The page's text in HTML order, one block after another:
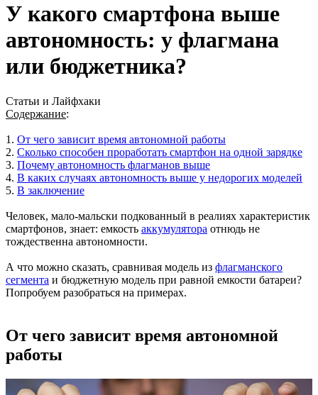
У какого смартфона выше
автономность: у флагмана
или бюджетника?
Статьи и Лайфхаки
Содержание:
1. От чего зависит время автономной работы
2. Сколько способен проработать смартфон на одной зарядке
3. Почему автономность флагманов выше
4. В каких случаях автономность выше у недорогих моделей
5. В заключение
Человек, мало-мальски подкованный в реалиях характеристик
смартфонов, знает: емкость аккумулятора отнюдь не
тождественна автономности.
А что можно сказать, сравнивая модель из флагманского
сегмента и бюджетную модель при равной емкости батареи?
Попробуем разобраться на примерах.
От чего зависит время автономной
работы